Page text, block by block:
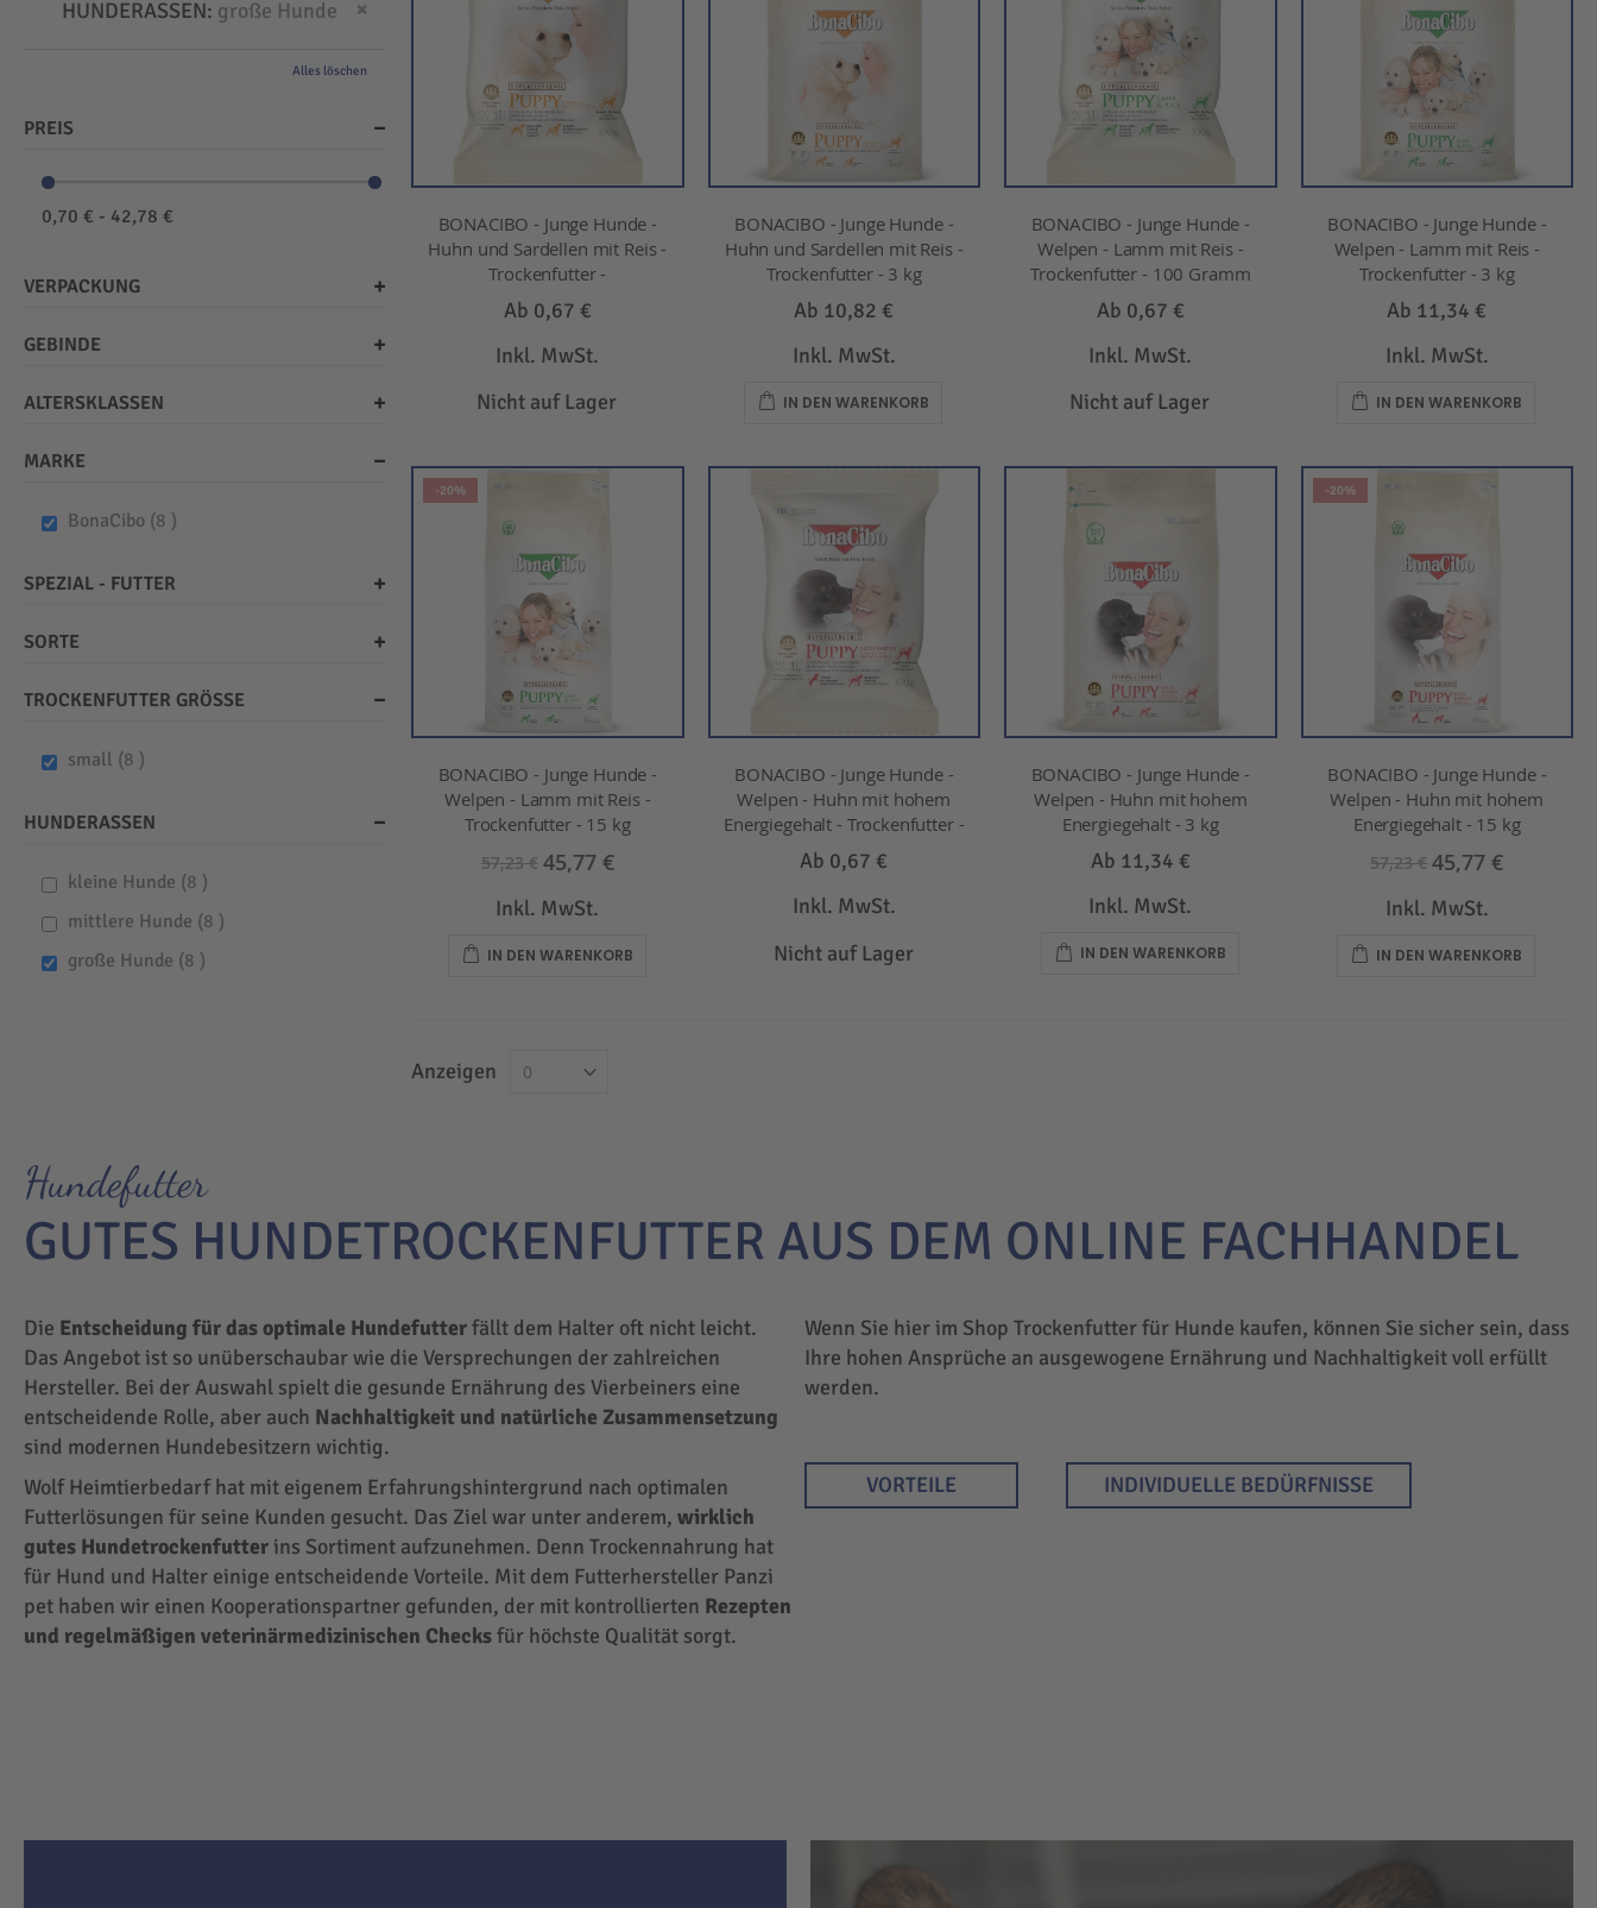
BONACIBO - Junge Hunde -
Huhn und Sardellen mit Reis -
Trockenfutter -
Ab 0,67 €
Inkl. MwSt.
Nicht auf Lager
BONACIBO - Junge Hunde -
Huhn und Sardellen mit Reis -
Trockenfutter - 3 kg
Ab 10,82 €
Inkl. MwSt.
IN DEN WARENKORB
BONACIBO - Junge Hunde -
Welpen - Lamm mit Reis -
Trockenfutter - 100 Gramm
Ab 0,67 €
Inkl. MwSt.
Nicht auf Lager
BONACIBO - Junge Hunde -
Welpen - Lamm mit Reis -
Trockenfutter - 3 kg
Ab 11,34 €
Inkl. MwSt.
IN DEN WARENKORB
-20%
BONACIBO - Junge Hunde -
Welpen - Lamm mit Reis -
Trockenfutter - 15 kg
57,23 € 45,77 €
Inkl. MwSt.
IN DEN WARENKORB
BONACIBO - Junge Hunde -
Welpen - Huhn mit hohem
Energiegehalt - Trockenfutter -
Ab 0,67 €
Inkl. MwSt.
Nicht auf Lager
BONACIBO - Junge Hunde -
Welpen - Huhn mit hohem
Energiegehalt - 3 kg
Ab 11,34 €
Inkl. MwSt.
IN DEN WARENKORB
-20%
BONACIBO - Junge Hunde -
Welpen - Huhn mit hohem
Energiegehalt - 15 kg
57,23 € 45,77 €
Inkl. MwSt.
IN DEN WARENKORB
Anzeigen
HUNDERASSEN große Hunde
Alles löschen
PREIS
0,70 € - 42,78 €
VERPACKUNG
GEBINDE
ALTERSKLASSEN
MARKE
BonaCibo 8 items
SPEZIAL - FUTTER
SORTE
TROCKENFUTTER GRÖSSE
small 8 items
HUNDERASSEN
kleine Hunde 8 items
mittlere Hunde 8 items
große Hunde 8 items
Hundefutter
GUTES HUNDETROCKENFUTTER AUS DEM ONLINE FACHHANDEL
Die Entscheidung für das optimale Hundefutterfällt dem Halter oft nicht leicht.
Das Angebot ist so unüberschaubar wie die Versprechungen der zahlreichen
Hersteller. Bei der Auswahl spielt die gesunde Ernährung des Vierbeiners eine
entscheidende Rolle, aber auch Nachhaltigkeit und natürliche Zusammensetzung
sind modernen Hundebesitzern wichtig.
Wolf Heimtierbedarf hat mit eigenem Erfahrungshintergrund nach optimalen
Futterlösungen für seine Kunden gesucht. Das Ziel war unter anderem, wirklich
gutes Hundetrockenfutter ins Sortiment aufzunehmen. Denn Trockennahrung hat
für Hund und Halter einige entscheidende Vorteile. Mit dem Futterhersteller Panzi
pet haben wir einen Kooperationspartner gefunden, der mit kontrollierten Rezepten
und regelmäßigen veterinärmedizinischen Checksfür höchste Qualität sorgt.
Wenn Sie hier im Shop Trockenfutter für Hunde kaufen, können Sie sicher sein, dass
Ihre hohen Ansprüche an ausgewogene Ernährung und Nachhaltigkeit voll erfüllt
werden.
VORTEILE INDIVIDUELLE BEDÜRFNISSE